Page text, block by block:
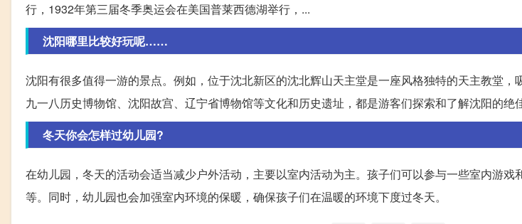
行，1932年第三届冬季奥运会在美国普莱西德湖举行，...
沈阳哪里比较好玩呢……
沈阳有很多值得一游的景点。例如，位于沈北新区的沈北辉山天主堂是一座风格独特的天主教堂，
九一八历史博物馆、沈阳故宫、辽宁省博物馆等文化和历史遗址，都是游客们探索和了解沈阳的绝
冬天你会怎样过幼儿园?
在幼儿园，冬天的活动会适当减少户外活动，主要以室内活动为主。孩子们可以参与一些室内游戏
等。同时，幼儿园也会加强室内环境的保暖，确保孩子们在温暖的环境下度过冬天。